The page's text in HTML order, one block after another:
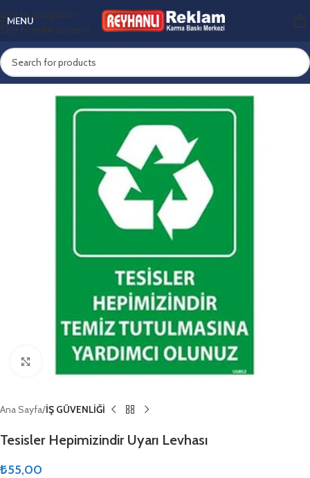
Skip to navigation
Skip to main content
MENU
Click to enlarge
Ana Sayfa İŞ GÜVENLİĞİ
Tesisler Hepimizindir Uyarı Levhası
₺55,00